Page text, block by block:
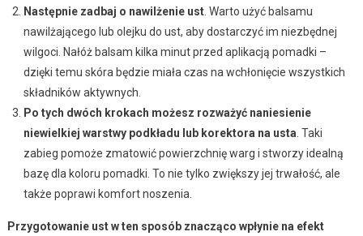
Następnie zadbaj o nawilżenie ust. Warto użyć balsamu
nawilżającego lub olejku do ust, aby dostarczyć im niezbędnej
wilgoci. Nałóż balsam kilka minut przed aplikacją pomadki –
dzięki temu skóra będzie miała czas na wchłonięcie wszystkich
składników aktywnych.
Po tych dwóch krokach możesz rozważyć naniesienie
niewielkiej warstwy podkładu lub korektora na usta . Taki
zabieg pomoże zmatowić powierzchnię warg i stworzy idealną
bazę dla koloru pomadki. To nie tylko zwiększy jej trwałość, ale
także poprawi komfort noszenia.
Przygotowanie ust w ten sposób znacząco wpłynie na efekt